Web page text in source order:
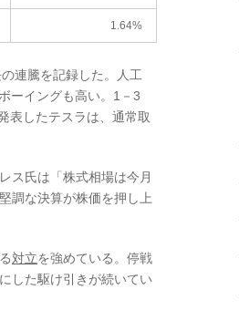
1.64%
連騰を記録した。人工
ーイングも高い。1－3
表したテスラは、通常取
氏は「株式相場は今月
調な決算が株価を押し上
対立を強めている。停戦
した駆け引きが続いてい